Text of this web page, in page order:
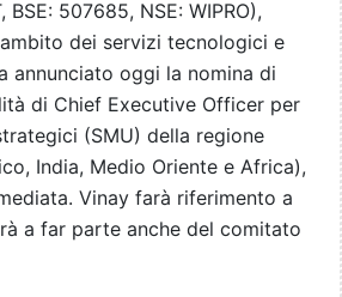
BSE: 507685, NSE: WIPRO),
dei servizi tecnologici e
annunciato oggi la nomina di
di Chief Executive Officer per
(SMU) della regione
India, Medio Oriente e Africa),
Vinay farà riferimento a
a far parte anche del comitato